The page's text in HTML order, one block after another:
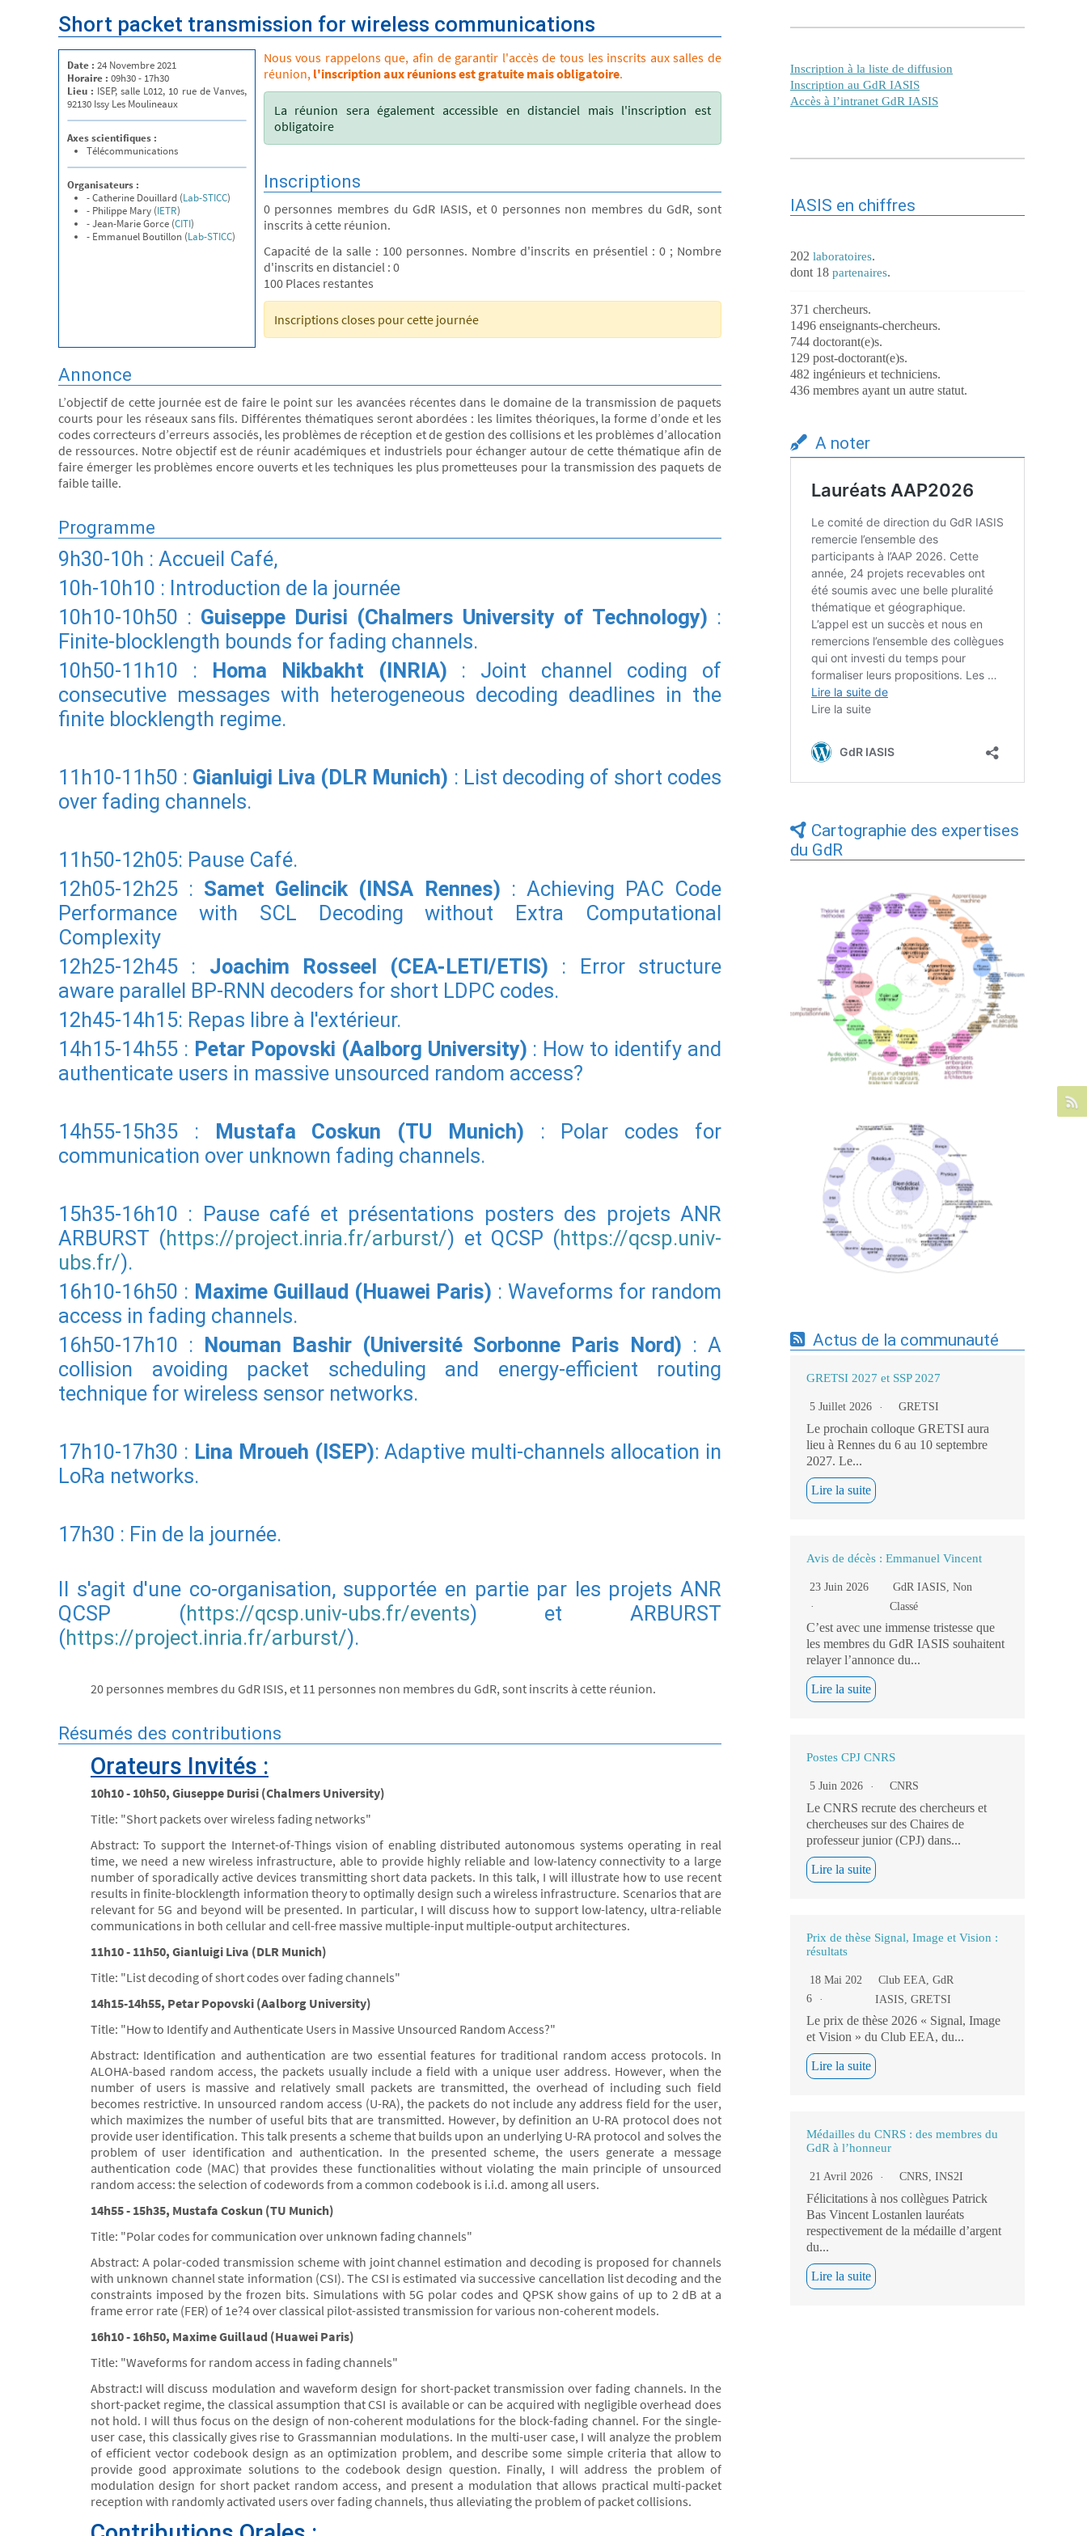
Short packet transmission for wireless communications
Date : 24 Novembre 2021
Horaire : 09h30 - 17h30
Lieu : ISEP, salle L012, 10 rue de Vanves,
92130 Issy Les Moulineaux
Axes scientifiques :
Télécommunications
Organisateurs :
- Catherine Douillard (Lab-STICC)
- Philippe Mary (IETR)
- Jean-Marie Gorce (CITI)
- Emmanuel Boutillon (Lab-STICC)
Nous vous rappelons que, afin de garantir l'accès de tous les inscrits aux salles de
réunion, l'inscription aux réunions est gratuite mais obligatoire.
La réunion sera également accessible en distanciel mais l'inscription est
obligatoire
Inscriptions
0 personnes membres du GdR IASIS, et 0 personnes non membres du GdR, sont
inscrits à cette réunion.
Capacité de la salle : 100 personnes. Nombre d'inscrits en présentiel : 0 ; Nombre
d'inscrits en distanciel : 0
100 Places restantes
Inscriptions closes pour cette journée
Annonce
L’objectif de cette journée est de faire le point sur les avancées récentes dans le domaine de la transmission de paquets
courts pour les réseaux sans fils. Différentes thématiques seront abordées : les limites théoriques, la forme d’onde et les
codes correcteurs d’erreurs associés, les problèmes de réception et de gestion des collisions et les problèmes d’allocation
de ressources. Notre objectif est de réunir académiques et industriels pour échanger autour de cette thématique afin de
faire émerger les problèmes encore ouverts et les techniques les plus prometteuses pour la transmission des paquets de
faible taille.
Programme
9h30-10h : Accueil Café,
10h-10h10 : Introduction de la journée
10h10-10h50 : Guiseppe Durisi (Chalmers University of Technology) :
Finite-blocklength bounds for fading channels.
10h50-11h10 : Homa Nikbakht (INRIA) : Joint channel coding of
consecutive messages with heterogeneous decoding deadlines in the
finite blocklength regime.
11h10-11h50 : Gianluigi Liva (DLR Munich) : List decoding of short codes
over fading channels.
11h50-12h05: Pause Café.
12h05-12h25 : Samet Gelincik (INSA Rennes) : Achieving PAC Code
Performance with SCL Decoding without Extra Computational
Complexity
12h25-12h45 : Joachim Rosseel (CEA-LETI/ETIS) : Error structure
aware parallel BP-RNN decoders for short LDPC codes.
12h45-14h15: Repas libre à l'extérieur.
14h15-14h55 : Petar Popovski (Aalborg University) : How to identify and
authenticate users in massive unsourced random access?
14h55-15h35 : Mustafa Coskun (TU Munich) : Polar codes for
communication over unknown fading channels.
15h35-16h10 : Pause café et présentations posters des projets ANR
ARBURST (https://project.inria.fr/arburst/) et QCSP (https://qcsp.univ-
ubs.fr/).
16h10-16h50 : Maxime Guillaud (Huawei Paris) : Waveforms for random
access in fading channels.
16h50-17h10 : Nouman Bashir (Université Sorbonne Paris Nord) : A
collision avoiding packet scheduling and energy-efficient routing
technique for wireless sensor networks.
17h10-17h30 : Lina Mroueh (ISEP): Adaptive multi-channels allocation in
LoRa networks.
17h30 : Fin de la journée.
Il s'agit d'une co-organisation, supportée en partie par les projets ANR
QCSP (https://qcsp.univ-ubs.fr/events) et ARBURST
(https://project.inria.fr/arburst/).
20 personnes membres du GdR ISIS, et 11 personnes non membres du GdR, sont inscrits à cette réunion.
Résumés des contributions
Orateurs Invités :
10h10 - 10h50, Giuseppe Durisi (Chalmers University)
Title: "Short packets over wireless fading networks"
Abstract: To support the Internet-of-Things vision of enabling distributed autonomous systems operating in real
time, we need a new wireless infrastructure, able to provide highly reliable and low-latency connectivity to a large
number of sporadically active devices transmitting short data packets. In this talk, I will illustrate how to use recent
results in finite-blocklength information theory to optimally design such a wireless infrastructure. Scenarios that are
relevant for 5G and beyond will be presented. In particular, I will discuss how to support low-latency, ultra-reliable
communications in both cellular and cell-free massive multiple-input multiple-output architectures.
11h10 - 11h50, Gianluigi Liva (DLR Munich)
Title: "List decoding of short codes over fading channels"
14h15-14h55, Petar Popovski (Aalborg University)
Title: "How to Identify and Authenticate Users in Massive Unsourced Random Access?"
Abstract: Identification and authentication are two essential features for traditional random access protocols. In
ALOHA-based random access, the packets usually include a field with a unique user address. However, when the
number of users is massive and relatively small packets are transmitted, the overhead of including such field
becomes restrictive. In unsourced random access (U-RA), the packets do not include any address field for the user,
which maximizes the number of useful bits that are transmitted. However, by definition an U-RA protocol does not
provide user identification. This talk presents a scheme that builds upon an underlying U-RA protocol and solves the
problem of user identification and authentication. In the presented scheme, the users generate a message
authentication code (MAC) that provides these functionalities without violating the main principle of unsourced
random access: the selection of codewords from a common codebook is i.i.d. among all users.
14h55 - 15h35, Mustafa Coskun (TU Munich)
Title: "Polar codes for communication over unknown fading channels"
Abstract: A polar-coded transmission scheme with joint channel estimation and decoding is proposed for channels
with unknown channel state information (CSI). The CSI is estimated via successive cancellation list decoding and the
constraints imposed by the frozen bits. Simulations with 5G polar codes and QPSK show gains of up to 2 dB at a
frame error rate (FER) of 1e?4 over classical pilot-assisted transmission for various non-coherent models.
16h10 - 16h50, Maxime Guillaud (Huawei Paris)
Title: "Waveforms for random access in fading channels"
Abstract:I will discuss modulation and waveform design for short-packet transmission over fading channels. In the
short-packet regime, the classical assumption that CSI is available or can be acquired with negligible overhead does
not hold. I will thus focus on the design of non-coherent modulations for the block-fading channel. For the single-
user case, this classically gives rise to Grassmannian modulations. In the multi-user case, I will analyze the problem
of efficient vector codebook design as an optimization problem, and describe some simple criteria that allow to
provide good approximate solutions to the codebook design question. Finally, I will address the problem of
modulation design for short packet random access, and present a modulation that allows practical multi-packet
reception with randomly activated users over fading channels, thus alleviating the problem of packet collisions.
Inscription à la liste de diffusion
Inscription au GdR IASIS
Accès à l’intranet GdR IASIS
IASIS en chiffres
202 laboratoires.
dont 18 partenaires.
371 chercheurs.
1496 enseignants-chercheurs.
744 doctorant(e)s.
129 post-doctorant(e)s.
482 ingénieurs et techniciens.
436 membres ayant un autre statut.
A noter
Cartographie des expertises
du GdR
Expertises du GdR - cartographie par Axes
- 19/09/2025
Expertises du GdR - cartographie par mots-
clés applicatifs - 19/09/2025
Actus de la communauté
GRETSI 2027 et SSP 2027
5 Juillet 2026 GRETSI
Le prochain colloque GRETSI aura
lieu à Rennes du 6 au 10 septembre
2027. Le...
Lire la suite
Avis de décès : Emmanuel Vincent
23 Juin 2026 GdR IASIS,Non
Classé
C’est avec une immense tristesse que
les membres du GdR IASIS souhaitent
relayer l’annonce du...
Lire la suite
Postes CPJ CNRS
5 Juin 2026 CNRS
Le CNRS recrute des chercheurs et
chercheuses sur des Chaires de
professeur junior (CPJ) dans...
Lire la suite
Prix de thèse Signal, Image et Vision :
résultats
18 Mai 202
6
Club EEA,GdR
IASIS,GRETSI
Le prix de thèse 2026 « Signal, Image
et Vision » du Club EEA, du...
Lire la suite
Médailles du CNRS : des membres du
GdR à l’honneur
21 Avril 2026 CNRS, INS2I
Félicitations à nos collègues Patrick
Bas Vincent Lostanlen lauréats
respectivement de la médaille d’argent
du...
Lire la suite